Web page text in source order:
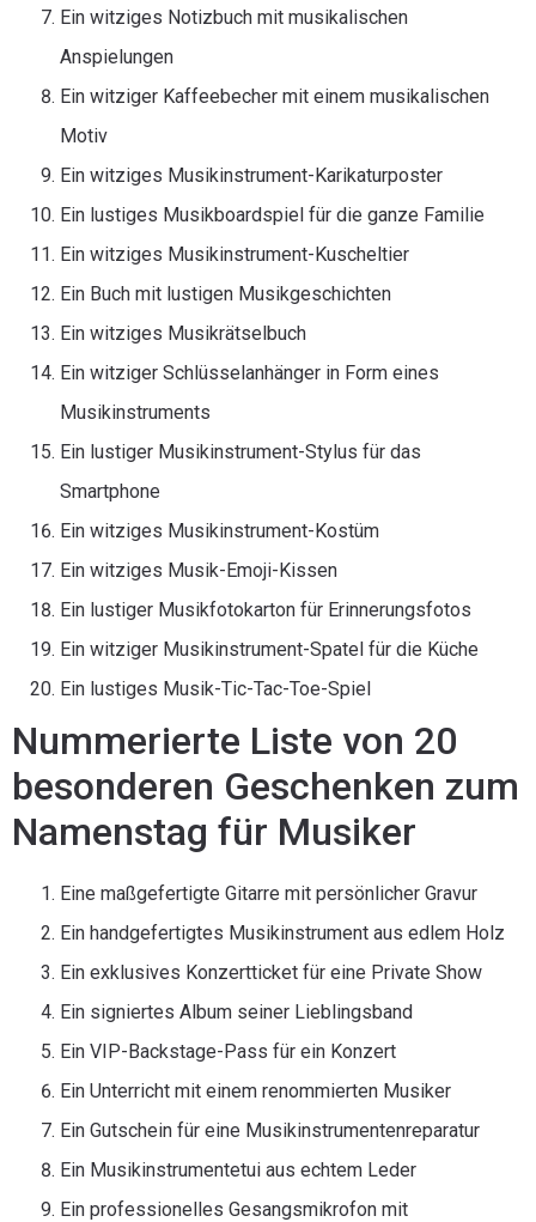
Ein witziges Notizbuch mit musikalischen
Anspielungen
Ein witziger Kaffeebecher mit einem musikalischen
Motiv
Ein witziges Musikinstrument-Karikaturposter
Ein lustiges Musikboardspiel für die ganze Familie
Ein witziges Musikinstrument-Kuscheltier
Ein Buch mit lustigen Musikgeschichten
Ein witziges Musikrätselbuch
Ein witziger Schlüsselanhänger in Form eines
Musikinstruments
Ein lustiger Musikinstrument-Stylus für das
Smartphone
Ein witziges Musikinstrument-Kostüm
Ein witziges Musik-Emoji-Kissen
Ein lustiger Musikfotokarton für Erinnerungsfotos
Ein witziger Musikinstrument-Spatel für die Küche
Ein lustiges Musik-Tic-Tac-Toe-Spiel
Nummerierte Liste von 20
besonderen Geschenken zum
Namenstag für Musiker
Eine maßgefertigte Gitarre mit persönlicher Gravur
Ein handgefertigtes Musikinstrument aus edlem Holz
Ein exklusives Konzertticket für eine Private Show
Ein signiertes Album seiner Lieblingsband
Ein VIP-Backstage-Pass für ein Konzert
Ein Unterricht mit einem renommierten Musiker
Ein Gutschein für eine Musikinstrumentenreparatur
Ein Musikinstrumentetui aus echtem Leder
Ein professionelles Gesangsmikrofon mit